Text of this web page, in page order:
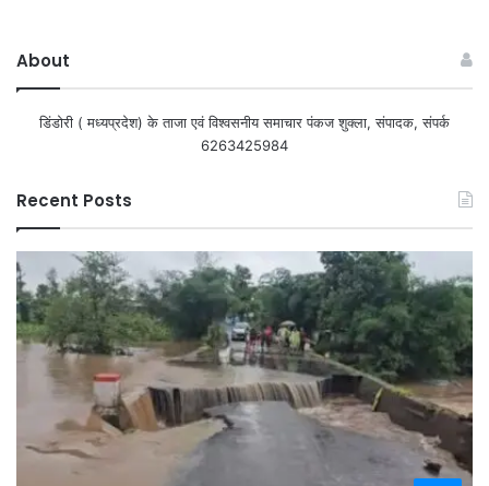
About
डिंडोरी ( मध्यप्रदेश) के ताजा एवं विश्वसनीय समाचार पंकज शुक्ला, संपादक, संपर्क
6263425984
Recent Posts